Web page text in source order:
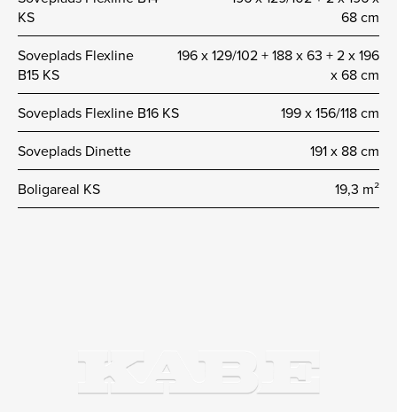
KS
68 cm
Soveplads Flexline
B15 KS
196 x 129/102 + 188 x 63 + 2 x 196
x 68 cm
Soveplads Flexline B16 KS
199 x 156/118 cm
Soveplads Dinette
191 x 88 cm
Boligareal KS
19,3 m²